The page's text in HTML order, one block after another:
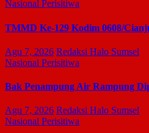
Nasional Perisitiwa
TMMD Ke-129 Kodim 0608/
Agu 7, 2026 Redaksi Halo Sumsel
Nasional Perisitiwa
Bak Penampung Air Rampung
Agu 7, 2026 Redaksi Halo Sumsel
Nasional Perisitiwa